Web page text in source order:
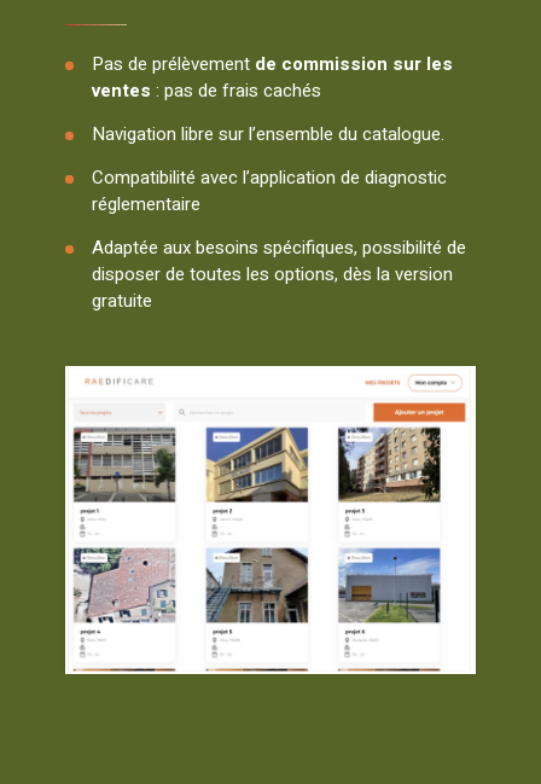
Pas de prélèvementde commission sur les
ventes : pas de frais cachés
Navigation libre sur l’ensemble du catalogue.
Compatibilité avec l’application de diagnostic
réglementaire
Adaptée aux besoins spécifiques, possibilité de
disposer de toutes les options, dès la version
gratuite